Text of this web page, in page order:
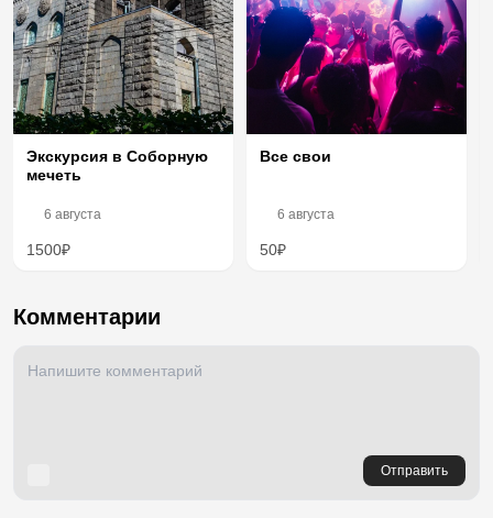
Экскурсия в Соборную
мечеть
6 августа
1500₽
Все свои
6 августа
50₽
Комментарии
Отправить